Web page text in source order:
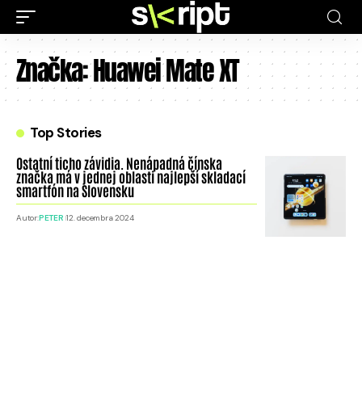
Značka:Huawei Mate XT
Top Stories
Ostatní ticho závidia. Nenápadná čínska
značka má v jednej oblasti najlepší skladací
smartfón na Slovensku
Autor:PETER 12. decembra 2024